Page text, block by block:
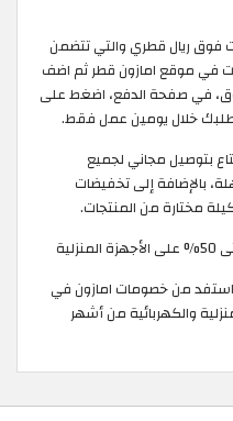
فوق ريال قطري والتي تتضمن
في موقع امازون قطر ثم اضف
في صفحة الدفع، اضغط على
خلال يومين عمل فقط.
بتوصيل مجاني لجميع
بالإضافة إلى تخفيضات
من خصومات امازون في
المنزلية والكهربائية من أشهر